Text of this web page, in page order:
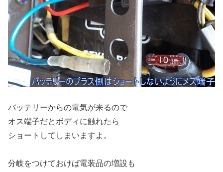
バッテリーからの電気が来るので
オス端子だとボディに触れたら
ショートしてしまいますよ。
分岐をつけておけば電装品の増設も